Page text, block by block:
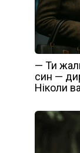
— Ти
син —
Ніколи